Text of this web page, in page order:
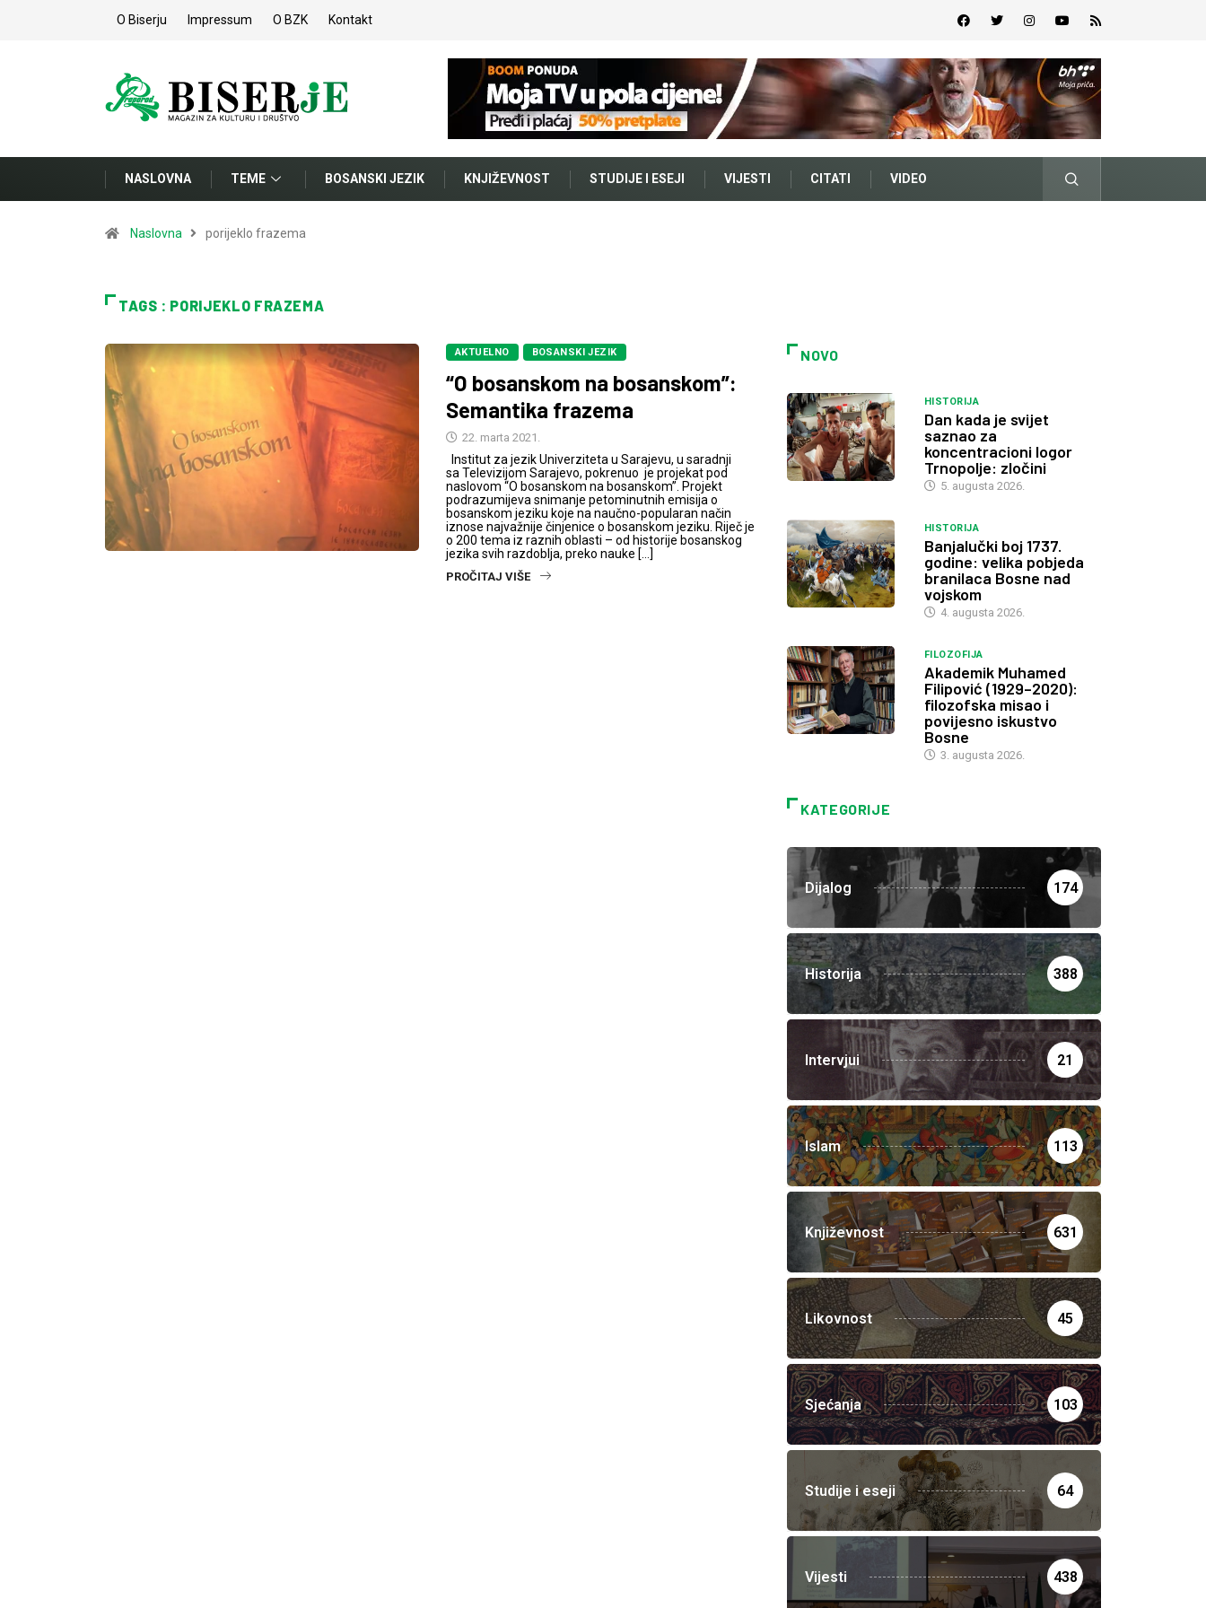
O Biserju Impressum O BZK Kontakt
NASLOVNA TEME BOSANSKI JEZIK KNJIŽEVNOST STUDIJE I ESEJI VIJESTI CITATI VIDEO
Naslovna porijeklo frazema
TAGS : PORIJEKLO FRAZEMA
AKTUELNO BOSANSKI JEZIK
“O bosanskom na bosanskom”:
Semantika frazema
22. marta 2021.
Institut za jezik Univerziteta u Sarajevu, u saradnji
sa Televizijom Sarajevo, pokrenuo je projekat pod
naslovom “O bosanskom na bosanskom”. Projekt
podrazumijeva snimanje petominutnih emisija o
bosanskom jeziku koje na naučno-popularan način
iznose najvažnije činjenice o bosanskom jeziku. Riječ je
o 200 tema iz raznih oblasti – od historije bosanskog
jezika svih razdoblja, preko nauke […]
PROČITAJ VIŠE
NOVO
HISTORIJA
Dan kada je svijet
saznao za
koncentracioni logor
Trnopolje: zločini
5. augusta 2026.
HISTORIJA
Banjalučki boj 1737.
godine: velika pobjeda
branilaca Bosne nad
vojskom
4. augusta 2026.
FILOZOFIJA
Akademik Muhamed
Filipović (1929–2020):
filozofska misao i
povijesno iskustvo
Bosne
3. augusta 2026.
KATEGORIJE
Dijalog 174
Historija 388
Intervjui 21
Islam 113
Književnost 631
Likovnost 45
Sjećanja 103
Studije i eseji 64
Vijesti 438